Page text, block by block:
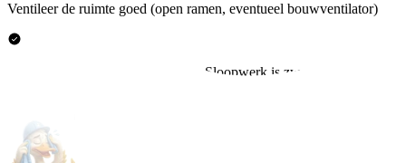
Ventileer de ruimte goed (open ramen, eventueel bouwventilator)
Neem elke 45 minuten een pauze. Sloopwerk is zwaar en fouten